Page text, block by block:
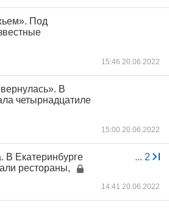
Под
15:46 20.06.2022
В
четырнадцатиле
15:00 20.06.2022
... 2
В Екатеринбурге
рестораны,
14:41 20.06.2022